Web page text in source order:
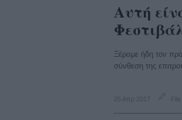
Αυτή
Ξέραμε ήδη τον
σύνθεση της
25 Απρ 2017 Flix